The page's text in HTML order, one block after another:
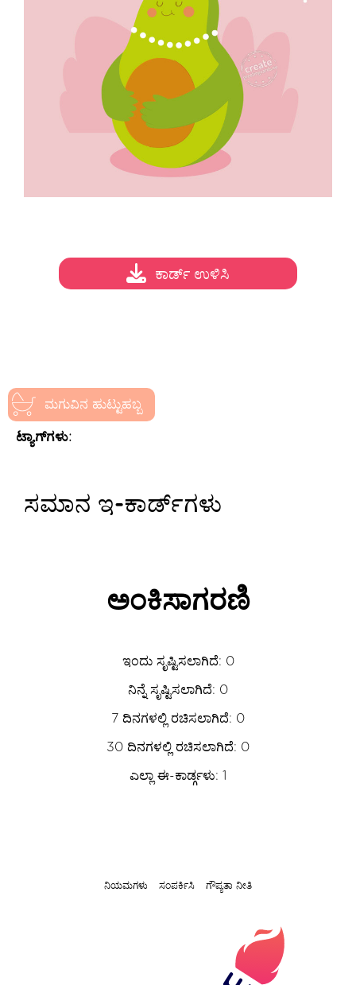
ಮಗುವಿನ ಹುಟ್ಟುಹಬ್ಬ
ಟ್ಯಾಗ್‌ಗಳು:
ಕಾರ್ಡ್ ಉಳಿಸಿ
ಸಮಾನ ಇ-ಕಾರ್ಡ್‌ಗಳು
ಅಂಕಿಸಾಗರಣಿ
ಇಂದು ಸೃಷ್ಟಿಸಲಾಗಿದೆ: 0
ನಿನ್ನೆ ಸೃಷ್ಟಿಸಲಾಗಿದೆ: 0
7 ದಿನಗಳಲ್ಲಿ ರಚಿಸಲಾಗಿದೆ: 0
30 ದಿನಗಳಲ್ಲಿ ರಚಿಸಲಾಗಿದೆ: 0
ಎಲ್ಲಾ ಈ-ಕಾರ್ಡ್ಗಳು: 1
ನಿಯಮಗಳು ಸಂಪರ್ಕಿಸಿ ಗೌಪ್ಯತಾ ನೀತಿ